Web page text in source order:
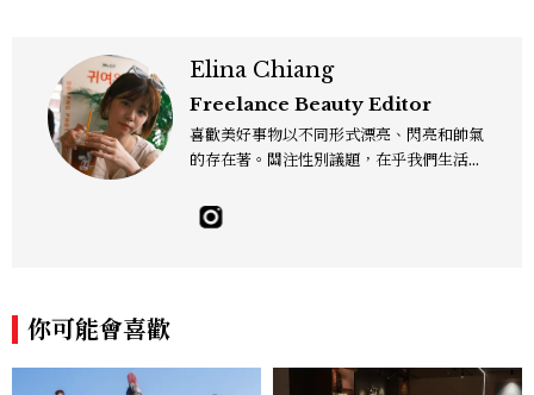
Elina Chiang
Freelance Beauty Editor
喜歡美好事物以不同形式漂亮、閃亮和帥氣
的存在著。關注性別議題，在乎我們生活的
民！Instagram：hanyunc／Contac
t：elina.chiang.work@gmail.com
你可能會喜歡